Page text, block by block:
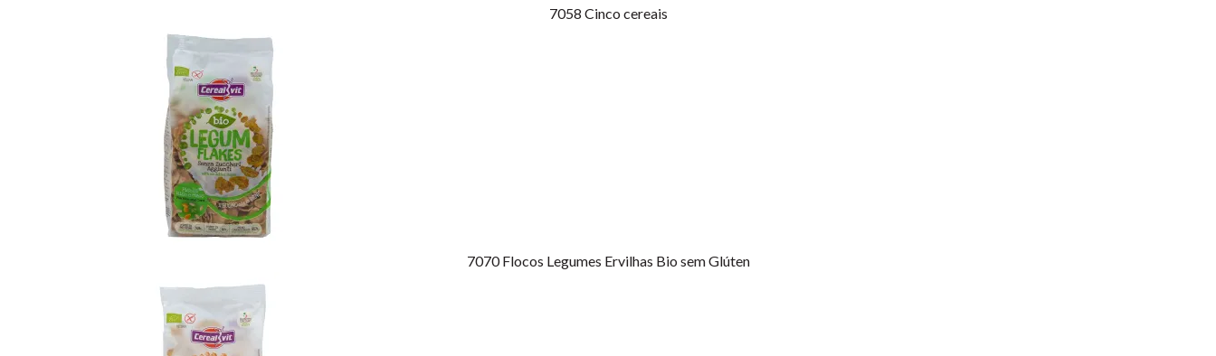
7058 Cinco cereais
7070Flocos Legumes Ervilhas Bio sem Glúten